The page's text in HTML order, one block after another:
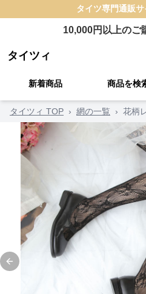
タイツ専門通販サ
10,000円以上のご
タイツィ
新着商品 商品を検
タイツィ TOP › 網の一覧 › 花柄
Previous slide